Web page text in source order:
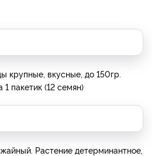
крупные, вкусные, до 150гр.
пакетик (12 семян)
Растение детерминантное,